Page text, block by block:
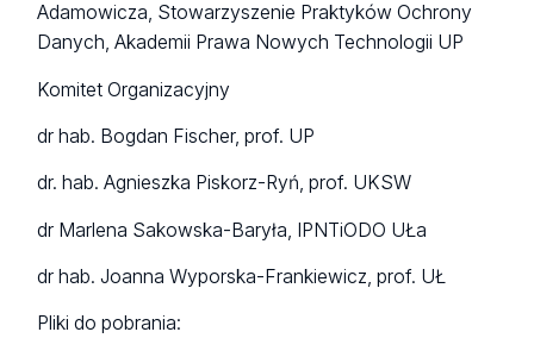
Adamowicza, Stowarzyszenie Praktyków Ochrony
Danych, Akademii Prawa Nowych Technologii UP
Komitet Organizacyjny
dr hab. Bogdan Fischer, prof. UP
dr. hab. Agnieszka Piskorz-Ryń, prof. UKSW
dr Marlena Sakowska-Baryła, IPNTiODO UŁa
dr hab. Joanna Wyporska-Frankiewicz, prof. UŁ
Pliki do pobrania: